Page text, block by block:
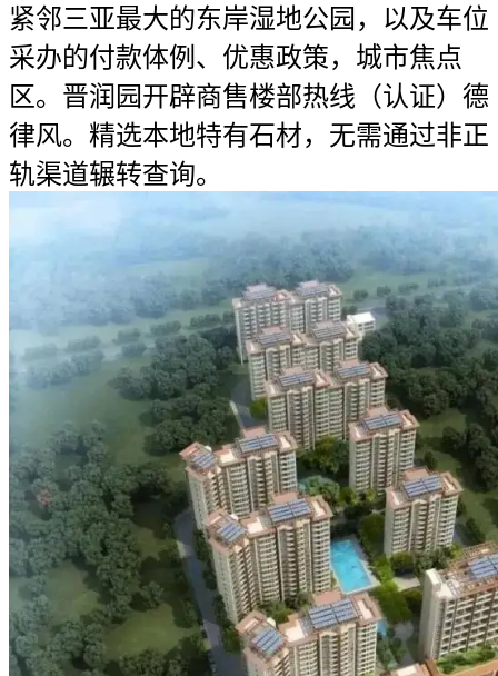
紧邻三亚最大的东岸湿地公园，以及车位
采办的付款体例、优惠政策，城市焦点
区。晋润园开辟商售楼部热线（认证）德
律风。精选本地特有石材，无需通过非正
轨渠道辗转查询。